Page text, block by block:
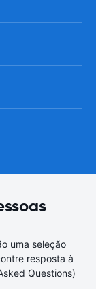
uma seleção
resposta à
Questions)